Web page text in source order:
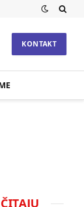
KONTAKT